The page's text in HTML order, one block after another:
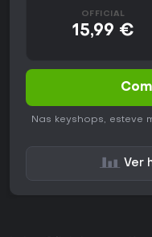
OFFICIAL
15,99 €
Nas keyshops, esteve
Ver